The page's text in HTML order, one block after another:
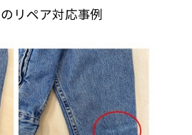
リペア対応事例